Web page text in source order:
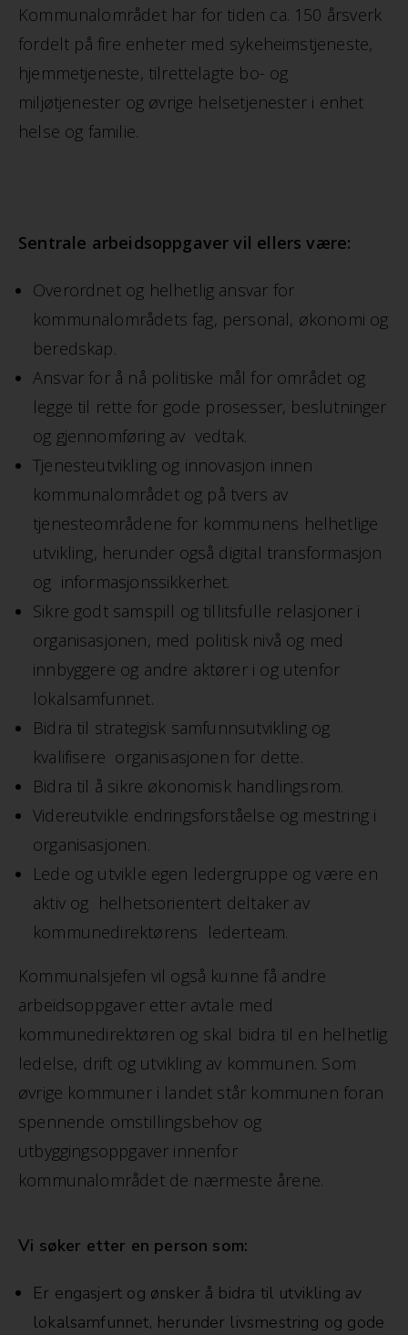
Kommunalområdet har for tiden ca. 150 årsverk
fordelt på fire enheter med sykeheimstjeneste,
hjemmetjeneste, tilrettelagte bo- og
miljøtjenester og øvrige helsetjenester i enhet
helse og familie.
Sentrale arbeidsoppgaver vil ellers være:
Overordnet og helhetlig ansvar for
kommunalområdets fag, personal, økonomi og
beredskap.
Ansvar for å nå politiske mål for området og
legge til rette for gode prosesser, beslutninger
og gjennomføring av vedtak.
Tjenesteutvikling og innovasjon innen
kommunalområdet og på tvers av
tjenesteområdene for kommunens helhetlige
utvikling, herunder også digital transformasjon
og informasjonssikkerhet.
Sikre godt samspill og tillitsfulle relasjoner i
organisasjonen, med politisk nivå og med
innbyggere og andre aktører i og utenfor
lokalsamfunnet.
Bidra til strategisk samfunnsutvikling og
kvalifisere organisasjonen for dette.
Bidra til å sikre økonomisk handlingsrom.
Videreutvikle endringsforståelse og mestring i
organisasjonen.
Lede og utvikle egen ledergruppe og være en
aktiv og helhetsorientert deltaker av
kommunedirektørens lederteam.
Kommunalsjefen vil også kunne få andre
arbeidsoppgaver etter avtale med
kommunedirektøren og skal bidra til en helhetlig
ledelse, drift og utvikling av kommunen. Som
øvrige kommuner i landet står kommunen foran
spennende omstillingsbehov og
utbyggingsoppgaver innenfor
kommunalområdet de nærmeste årene.
Vi søker etter en person som:
Er engasjert og ønsker å bidra til utvikling av
lokalsamfunnet, herunder livsmestring og gode